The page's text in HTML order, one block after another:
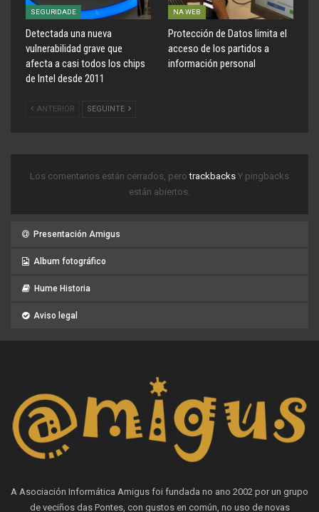
SEGURIDADE
Detectada una nueva
vulnerabilidad grave que
afecta a casi todos los chips
de Intel desde 2011
NA WEB
Protección de Datos limita el
acceso de los partidos a
información personal
ANTERIOR SEGUINTE
Los comentarios están cerrados, perotrackbacks Y pingbacks
están abiertos.
Presentación Amigus
Album fotográfico
Hume Historia
Aviso legal
A Asociación Informática Amigus foi fundada no ano 2002 por un grupo
de veciños das Pontes, con gustos en común, no uso de novas